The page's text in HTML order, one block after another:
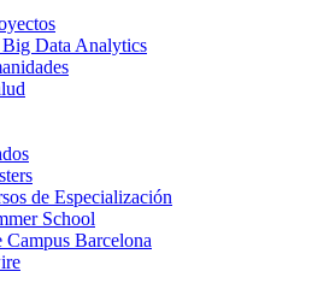
Data Analytics
de Especialización
School
Barcelona